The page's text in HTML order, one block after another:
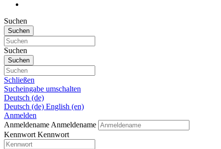
Suchen
Suchen
Suchen
Suchen
Schließen
Sucheingabe umschalten
Deutsch ‎(de)‎
Deutsch ‎(de)‎ English ‎(en)‎
Anmelden
Anmeldename Anmeldename
Kennwort Kennwort